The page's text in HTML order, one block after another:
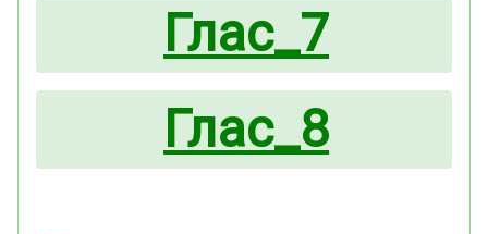
Глас_7
Глас_8